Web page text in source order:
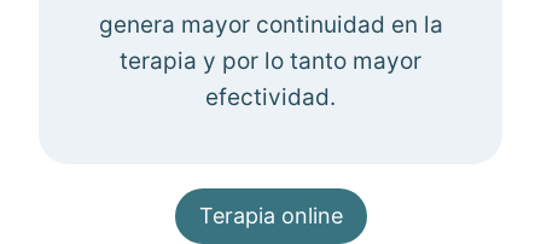
genera mayor continuidad en la
terapia y por lo tanto mayor
efectividad.
Terapia online